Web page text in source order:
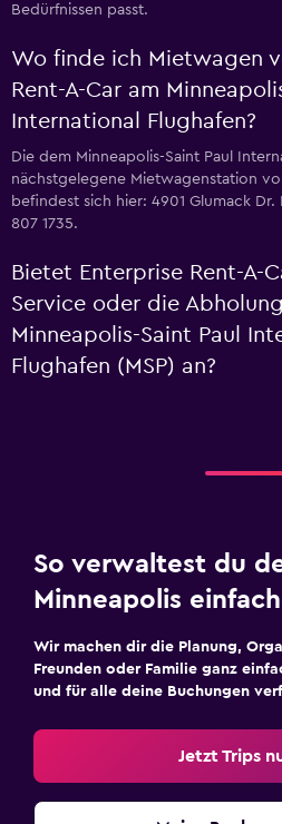
Bedürfnissen passt.
Wo finde ich Mietwagen
Rent-A-Car am
International Flughafen?
Die dem Minneapolis-Saint Paul
nächstgelegene Mietwagenstation
befindest sich hier: 4901 Glumack
807 1735.
Bietet Enterprise Rent-A-
Service oder die
Minneapolis-Saint Paul
Flughafen (MSP) an?
So verwaltest du
Minneapolis
Wir machen dir die Planung,
Freunden oder Familie ganz
und für alle deine Buchungen
Jetzt Trips